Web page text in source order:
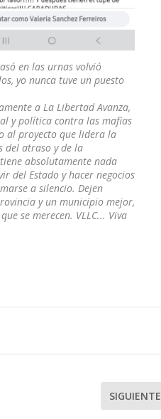
en las urnas volvió
yo nunca tuve un puesto
a La Libertad Avanza,
y política contra las mafias
al proyecto que lidera la
del atraso y de la
absolutamente nada
del Estado y hacer negocios
a silencio. Dejen
y un municipio mejor,
se merecen. VLLC... Viva
SIGUIENTE